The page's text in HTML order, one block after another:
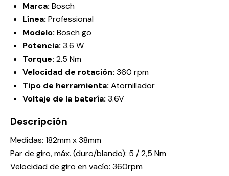
Marca: Bosch
Línea: Professional
Modelo: Bosch go
Potencia: 3.6 W
Torque: 2.5 Nm
Velocidad de rotación: 360 rpm
Tipo de herramienta: Atornillador
Voltaje de la batería: 3.6V
Descripción
Medidas: 182mm x 38mm
Par de giro, máx. (duro/blando): 5 / 2,5 Nm
Velocidad de giro en vacío: 360rpm